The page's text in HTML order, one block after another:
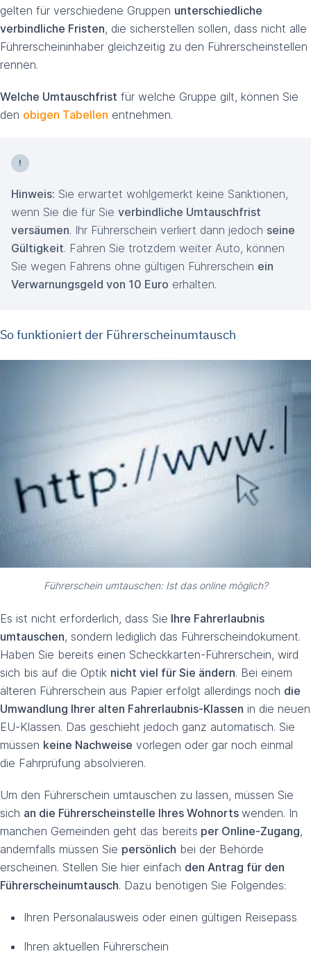
gelten für verschiedene Gruppen unterschiedliche
verbindliche Fristen, die sicherstellen sollen, dass nicht alle
Führerscheininhaber gleichzeitig zu den Führerscheinstellen
rennen.
Welche Umtauschfrist für welche Gruppe gilt, können Sie
den obigen Tabellen entnehmen.
Hinweis: Sie erwartet wohlgemerkt keine Sanktionen,
wenn Sie die für Sie verbindliche Umtauschfrist
versäumen. Ihr Führerschein verliert dann jedoch seine
Gültigkeit. Fahren Sie trotzdem weiter Auto, können
Sie wegen Fahrens ohne gültigen Führerschein ein
Verwarnungsgeld von 10 Euro erhalten.
So funktioniert der Führerscheinumtausch
Führerschein umtauschen: Ist das online möglich?
Es ist nicht erforderlich, dass Sie Ihre Fahrerlaubnis
umtauschen, sondern lediglich das Führerscheindokument.
Haben Sie bereits einen Scheckkarten-Führerschein, wird
sich bis auf die Optik nicht viel für Sie ändern. Bei einem
älteren Führerschein aus Papier erfolgt allerdings noch die
Umwandlung Ihrer alten Fahrerlaubnis-Klassen in die neuen
EU-Klassen. Das geschieht jedoch ganz automatisch. Sie
müssen keine Nachweise vorlegen oder gar noch einmal
die Fahrprüfung absolvieren.
Um den Führerschein umtauschen zu lassen, müssen Sie
sich an die Führerscheinstelle Ihres Wohnorts wenden. In
manchen Gemeinden geht das bereits per Online-Zugang,
andernfalls müssen Sie persönlich bei der Behörde
erscheinen. Stellen Sie hier einfach den Antrag für den
Führerscheinumtausch. Dazu benötigen Sie Folgendes:
Ihren Personalausweis oder einen gültigen Reisepass
Ihren aktuellen Führerschein